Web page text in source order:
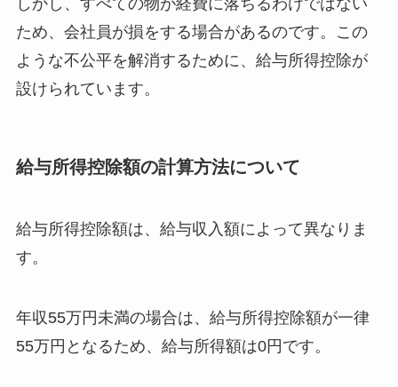
しかし、すべての物が経費に落ちるわけではない
ため、会社員が損をする場合があるのです。この
ような不公平を解消するために、給与所得控除が
設けられています。
給与所得控除額の計算方法について
給与所得控除額は、給与収入額によって異なりま
す。
年収55万円未満の場合は、給与所得控除額が一律
55万円となるため、給与所得額は0円です。